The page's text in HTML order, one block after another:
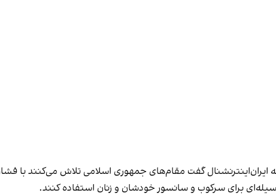
ایران‌اینترنشنال گفت مقام‌های جمهوری اسلامی تلاش می‌کنند با
برای سرکوب و سانسور خودشان و زنان استفاده کنند.